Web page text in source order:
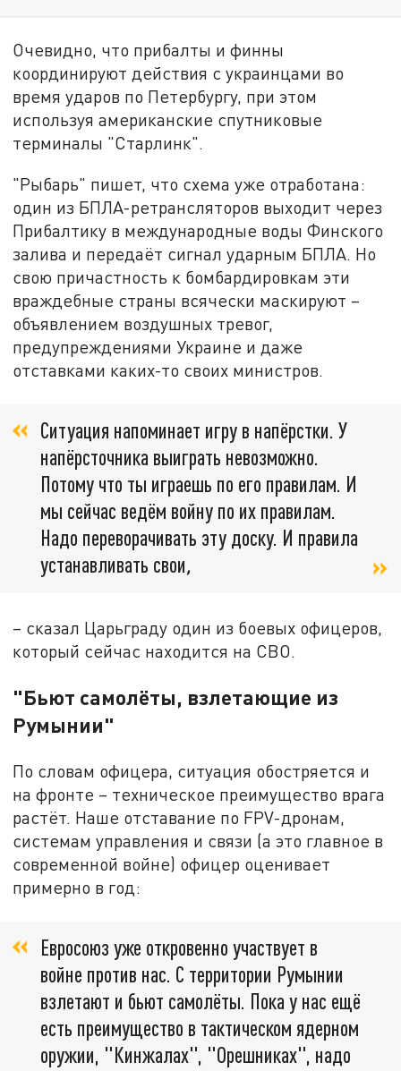
Очевидно, что прибалты и финны
координируют действия с украинцами во
время ударов по Петербургу, при этом
используя американские спутниковые
терминалы "Старлинк".
"Рыбарь" пишет, что схема уже отработана:
один из БПЛА-ретрансляторов выходит через
Прибалтику в международные воды Финского
залива и передаёт сигнал ударным БПЛА. Но
свою причастность к бомбардировкам эти
враждебные страны всячески маскируют –
объявлением воздушных тревог,
предупреждениями Украине и даже
отставками каких-то своих министров.
Ситуация напоминает игру в напёрстки. У
напёрсточника выиграть невозможно.
Потому что ты играешь по его правилам. И
мы сейчас ведём войну по их правилам.
Надо переворачивать эту доску. И правила
устанавливать свои,
– сказал Царьграду один из боевых офицеров,
который сейчас находится на СВО.
"Бьют самолёты, взлетающие из
Румынии"
По словам офицера, ситуация обостряется и
на фронте – техническое преимущество врага
растёт. Наше отставание по FPV-дронам,
системам управления и связи (а это главное в
современной войне) офицер оценивает
примерно в год:
Евросоюз уже откровенно участвует в
войне против нас. С территории Румынии
взлетают и бьют самолёты. Пока у нас ещё
есть преимущество в тактическом ядерном
оружии, "Кинжалах", "Орешниках", надо